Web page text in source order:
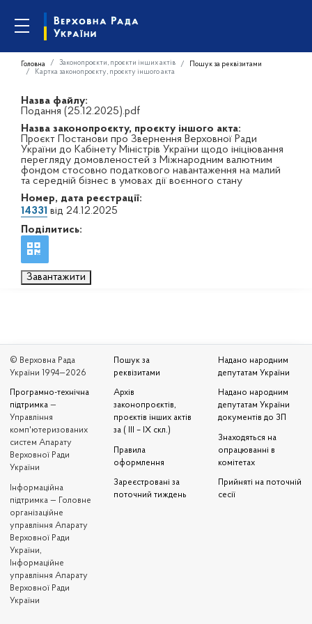
Головна Законопроєкти, проєкти інших актів
Пошук за реквізитами
Картка законопроєкту, проєкту іншого акта
Назва файлу:
Подання (25.12.2025).pdf
Назва законопроєкту, проєкту іншого акта:
Проєкт Постанови про Звернення Верховної Ради
України до Кабінету Міністрів України щодо ініціювання
перегляду домовленостей з Міжнародним валютним
фондом стосовно податкового навантаження на малий
та середній бізнес в умовах дії воєнного стану
Номер, дата реєстрації:
14331 від 24.12.2025
Поділитись:
Завантажити
© Верховна Рада
України 1994—2026
Програмно-технічна
підтримка —
Управління
комп'ютеризованих
систем Апарату
Верховної Ради
України
Iнформаційна
підтримка — Головне
організаційне
управління Апарату
Верховної Ради
України,
Інформаційне
управління Апарату
Верховної Ради
України
Пошук за
реквізитами
Архів
законопроєктів,
проєктів інших актів
за ( III – IX скл.)
Правила
оформлення
Зареєстровані за
поточний тиждень
Надано народним
депутатам України
Надано народним
депутатам України
документів до ЗП
Знаходяться на
опрацюванні в
комітетах
Прийняті на поточній
сесії